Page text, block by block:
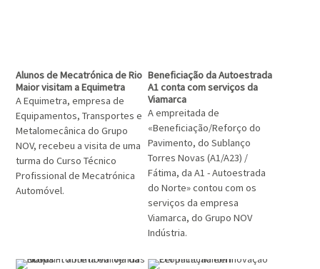
Alunos de Mecatrónica de Rio
Maior visitam a Equimetra
A Equimetra, empresa de
Equipamentos, Transportes e
Metalomecânica do Grupo
NOV, recebeu a visita de uma
turma do Curso Técnico
Profissional de Mecatrónica
Automóvel.
Beneficiação da Autoestrada
A1 conta com serviços da
Viamarca
A empreitada de
«Beneficiação/Reforço do
Pavimento, do Sublanço
Torres Novas (A1/A23) /
Fátima, da A1 - Autoestrada
do Norte» contou com os
serviços da empresa
Viamarca, do Grupo NOV
Indústria.